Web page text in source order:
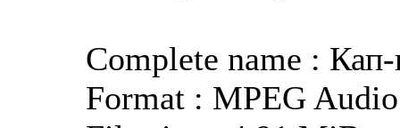
Complete name :
Format : MPEG Audio